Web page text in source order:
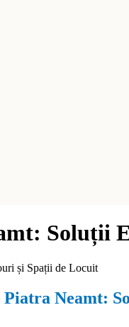
Soluții
și Spații de Locuit
Neamt: